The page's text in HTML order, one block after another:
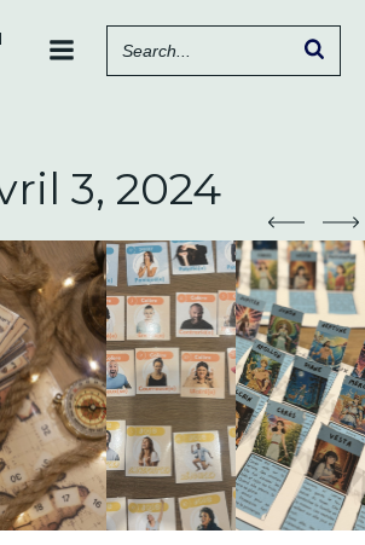
contenu
3, 2024